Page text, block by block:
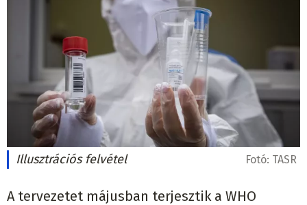
Illusztrációs felvétel Fotó: TASR
A tervezetet májusban terjesztik a WHO